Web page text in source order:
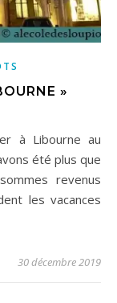
»
été plus que
revenus
les vacances
30 décembre 2019